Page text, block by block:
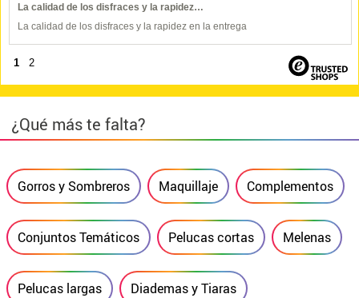
La calidad de los disfraces y la rapidez…
La calidad de los disfraces y la rapidez en la entrega
1 2
¿Qué más te falta?
Gorros y Sombreros Maquillaje Complementos
Conjuntos Temáticos Pelucas cortas Melenas
Pelucas largas Diademas y Tiaras